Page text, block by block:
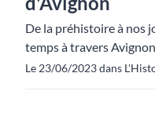
De la préhistoire à nos
temps à travers Avignon
Le 23/06/2023 dans